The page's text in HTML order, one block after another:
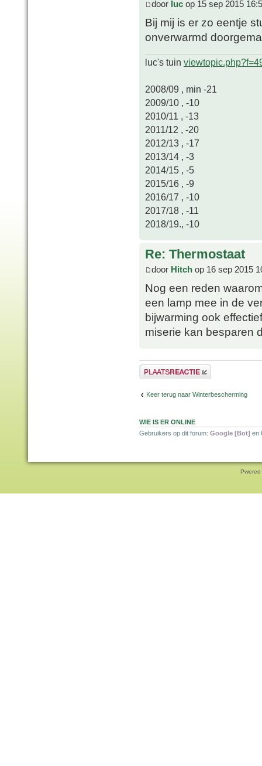
door luc op 15 sep 2015
Bij mij is er zo eentje
onverwarmd
luc's tuin
2008/09 , min -21
2009/10 , -10
2010/11 , -13
2011/12 , -20
2012/13 , -17
2013/14 , -3
2014/15 , -5
2015/16 , -9
2016/17 , -10
2017/18 , -11
2018/19., -10
Re: Thermostaat
door Hitch op 16 sep 2015
Nog een reden
een lamp mee in de
bijwarming ook
miserie kan besparen
Plaats een reactie
Keer terug naar Winterbescherming
WIE IS ER ONLINE
Gebruikers op dit forum: Google [Bot] en